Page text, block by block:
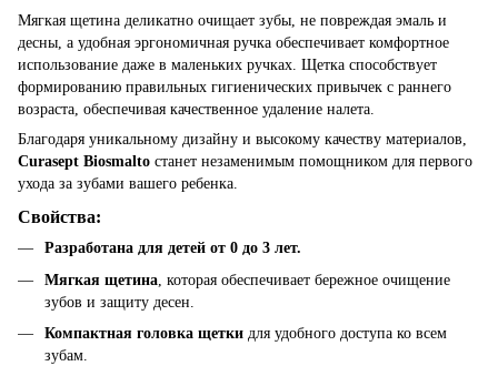
Мягкая щетина деликатно очищает зубы, не повреждая эмаль и
десны, а удобная эргономичная ручка обеспечивает комфортное
использование даже в маленьких ручках. Щетка способствует
формированию правильных гигиенических привычек с раннего
возраста, обеспечивая качественное удаление налета.
Благодаря уникальному дизайну и высокому качеству материалов,
Curasept Biosmalto станет незаменимым помощником для первого
ухода за зубами вашего ребенка.
Свойства:
Разработана для детей от 0 до 3 лет.
Мягкая щетина , которая обеспечивает бережное очищение
зубов и защиту десен.
Компактная головка щетки для удобного доступа ко всем
зубам.